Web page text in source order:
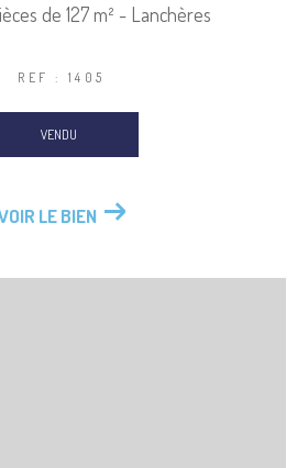
de 127 m² - Lanchères
REF : 1405
VENDU
LE BIEN